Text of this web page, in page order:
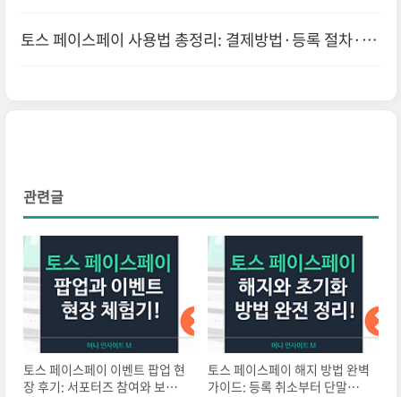
토스 페이스페이 사용법 총정리: 결제방법·등록 절차·보
관련글
토스 페이스페이 이벤트 팝업 현
장 후기: 서포터즈 참여와 보안
토스 페이스페이 해지 방법 완벽
가이드: 등록 취소부터 단말기